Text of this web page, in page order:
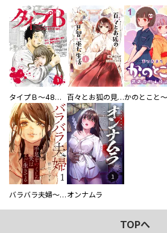
タイプＢ～48時間後、致死率100％～【単話】 百々とお狐の見習い巫女生活【単行本版】
バラバラ夫婦～手足をなくした夫はまだ生きてる オンナムラ
TOPへ